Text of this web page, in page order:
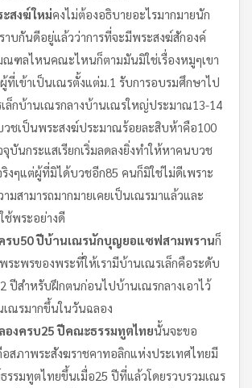
สงฆ์ใหม่คงไม่ต้องอธิบายอะไรมากมายนัก
บกันดีอยู่แล้วว่าการที่จะมีพระสงฆ์สักองค์
ณฑลไหนคณะไหนก็ตามมันมิใช่เรื่องหมูๆเขา
ที่เข้าเป็นเณรตั้งแต่ม.1 รับการอบรมศึกษาไป
ล็กบ้านเณรกลางบ้านเณรใหญ่ประมาณ13-14
วชเป็นพระสงฆ์ประมาณร้อยละสิบห้าคือ100
บันกระแสเรียกเริ่มลดลงยิ่งทำให้หาคนบวช
งๆแต่ผู้ที่มิได้บวชอีก85 คนก็มิใช่ไม่ดีเพราะ
มสามารถมากมายเคยเป็นเณรมาแล้วและ
ช้พระอย่างดี
รบ50ปีบ้านเณรนักบุญยอแซฟสามพรานก็
ะพรของพระที่ให้เรามีบ้านเณรเล็กคือระดับ
ปีสำหรับฝึกตนก่อนไปบ้านเณรกลางเอาไว้
ณรมากขึ้นในวันฉลอง
องครบ25ปีคณะธรรมทูตไทยนั้นจะขอ
สภาพระสังฆราชคาทอลิกแห่งประเทศไทยมี
รรมทูตไทยขึ้นเมื่อ25 ปีที่แล้วโดยรวบรวมเณร